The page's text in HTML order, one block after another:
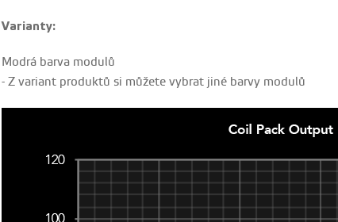
Varianty:
Modrá barva modulů
- Z variant produktů si můžete vybrat jiné barvy modulů